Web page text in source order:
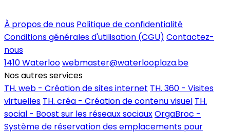
À propos de nous Politique de confidentialité
Conditions générales d'utilisation (CGU) Contactez-
nous
1410 Waterloowebmaster@waterlooplaza.be
Nos autres services
TH. web - Création de sites internet TH. 360 - Visites
virtuelles TH. créa - Création de contenu visuel TH.
social - Boost sur les réseaux sociauxOrgaBroc -
Système de réservation des emplacements pour